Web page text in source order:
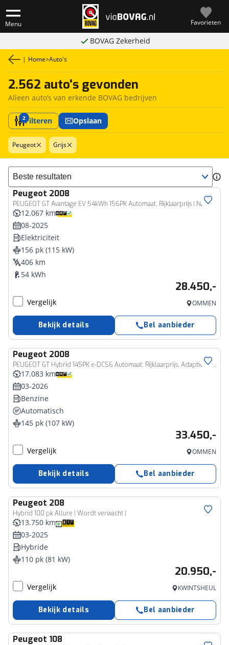
Menu Favorieten
BOVAG Zekerheid
| Home>Auto's
2.562 auto's gevonden
Alleen auto’s van erkende BOVAG bedrijven
2Filteren Opslaan
Peugeot Grijs
Sorteer resultaten
Peugeot 2008
PEUGEOT GT Avantage EV 54kWh 156PK Automaat, Rijklaarprijs | Navigatie 360 Camera DAB+ Adaptieve Cruise Control
12.067 km
08-2025
Elektriciteit
156 pk (115 kW)
406 km
54 kWh
28.450,-
Vergelijk OMMEN
Bekijk details Bel aanbieder
Peugeot 2008
PEUGEOT GT Hybrid 145PK e-DCS6 Automaat, Rijklaarprijs, Adaptieve Cruise Control 360 graden Camera Navigatie DAB+
17.083 km
03-2026
Benzine
Automatisch
145 pk (107 kW)
33.450,-
Vergelijk OMMEN
Bekijk details Bel aanbieder
Peugeot 208
Hybrid 100 pk Allure | Wordt verwacht |
13.750 km
03-2025
Hybride
110 pk (81 kW)
20.950,-
Vergelijk KWINTSHEUL
Bekijk details Bel aanbieder
Peugeot 108